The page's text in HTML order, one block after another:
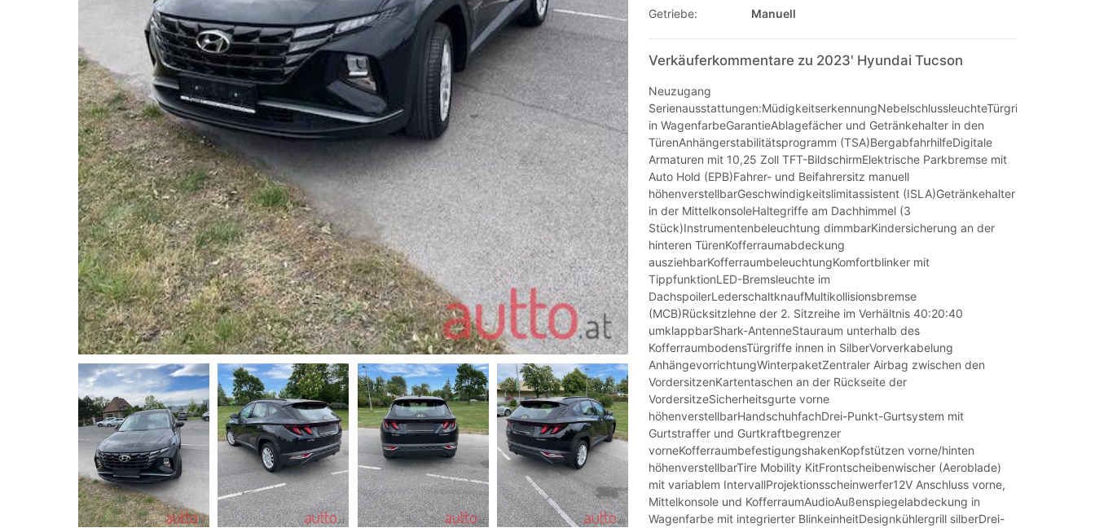
Getriebe:
Manuell
Verkäuferkommentare zu 2023' Hyundai Tucson
Neuzugang
Serienausstattungen:MüdigkeitserkennungNebelschlussleuchteTürgriffe
in WagenfarbeGarantieAblagefächer und Getränkehalter in den
TürenAnhängerstabilitätsprogramm (TSA)BergabfahrhilfeDigitale
Armaturen mit 10,25 Zoll TFT-BildschirmElektrische Parkbremse mit
Auto Hold (EPB)Fahrer- und Beifahrersitz manuell
höhenverstellbarGeschwindigkeitslimitassistent (ISLA)Getränkehalter
in der MittelkonsoleHaltegriffe am Dachhimmel (3
Stück)Instrumentenbeleuchtung dimmbarKindersicherung an der
hinteren TürenKofferraumabdeckung
ausziehbarKofferraumbeleuchtungKomfortblinker mit
TippfunktionLED-Bremsleuchte im
DachspoilerLederschaltknaufMultikollisionsbremse
(MCB)Rücksitzlehne der 2. Sitzreihe im Verhältnis 40:20:40
umklappbarShark-AntenneStauraum unterhalb des
KofferraumbodensTürgriffe innen in SilberVorverkabelung
AnhängevorrichtungWinterpaketZentraler Airbag zwischen den
VordersitzenKartentaschen an der Rückseite der
VordersitzeSicherheitsgurte vorne
höhenverstellbarHandschuhfachDrei-Punkt-Gurtsystem mit
Gurtstraffer und Gurtkraftbegrenzer
vorneKofferraumbefestigungshakenKopfstützen vorne/hinten
höhenverstellbarTire Mobility KitFrontscheibenwischer (Aeroblade)
mit variablem IntervallProjektionsscheinwerfer12V Anschluss vorne,
Mittelkonsole und KofferraumAudioAußenspiegelabdeckung in
Wagenfarbe mit integrierter BlinkeinheitDesignkühlergrill silberDrei-